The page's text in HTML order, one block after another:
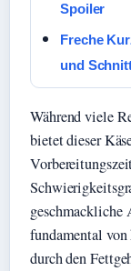
Spoiler
Freche
und
Während viele
bietet dieser
geschmackliche
fundamental
durch den